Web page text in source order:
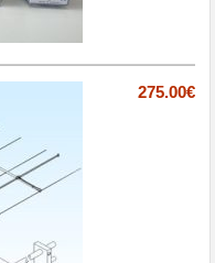
275.00€